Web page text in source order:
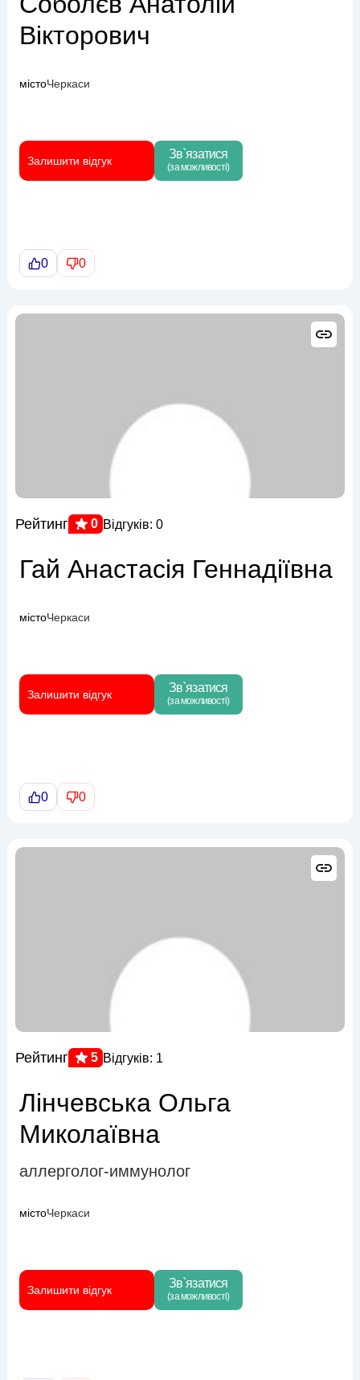
Вікторович
містоЧеркаси
Залишити відгук Зв`язатися
(за можливості)
0 0
Рейтинг 0 Відгуків: 0
Гай Анастасія Геннадіївна
містоЧеркаси
Залишити відгук Зв`язатися
(за можливості)
0 0
Рейтинг 5 Відгуків: 1
Лінчевська Ольга
Миколаївна
аллерголог-иммунолог
містоЧеркаси
Залишити відгук Зв`язатися
(за можливості)